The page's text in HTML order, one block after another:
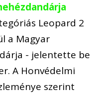
Leopard 2
a Magyar
- jelentette be
A Honvédelmi
szerint